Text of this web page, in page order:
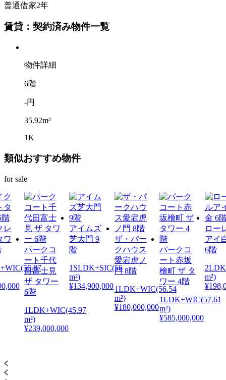
普通借家2年
賃貸：契約済み物件一覧
物件詳細
6階
-円
35.92m²
1K
類似おすすめ物件
for sale
レ
ワ
パークコ
ート千代
田富士見
ザ タワー
6階
1LDK+WIC(45.97
m²)
¥239,000,000
アイムズ
芝大門 9
階
1SLDK+SIC(56
m²)
¥134,900,000
ザ・パー
クハウス
愛宕虎ノ
門 8階
1LDK+WIC(56.54
m²)
¥180,000,000
パークコ
ート赤坂
檜町 ザ タ
ワー 4階
1LDK+WIC(57.61
m²)
¥585,000,000
ロー
アイ
6階
m²)